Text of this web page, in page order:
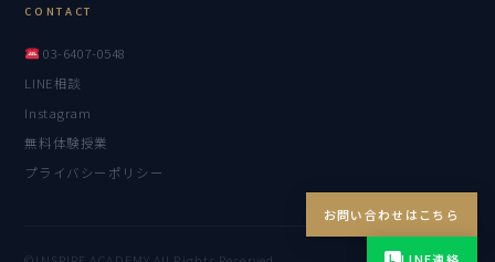
CONTACT
03-6407-0548
LINE相談
Instagram
無料体験授業
プライバシーポリシー
お問い合わせはこちら
L